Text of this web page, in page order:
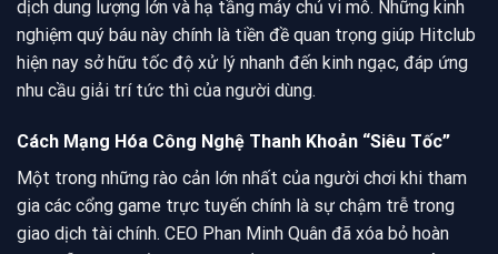
dịch dung lượng lớn và hạ tầng máy chủ vi mô. Những kinh
nghiệm quý báu này chính là tiền đề quan trọng giúp Hitclub
hiện nay sở hữu tốc độ xử lý nhanh đến kinh ngạc, đáp ứng
nhu cầu giải trí tức thì của người dùng.
Cách Mạng Hóa Công Nghệ Thanh Khoản “Siêu Tốc”
Một trong những rào cản lớn nhất của người chơi khi tham
gia các cổng game trực tuyến chính là sự chậm trễ trong
giao dịch tài chính. CEO Phan Minh Quân đã xóa bỏ hoàn